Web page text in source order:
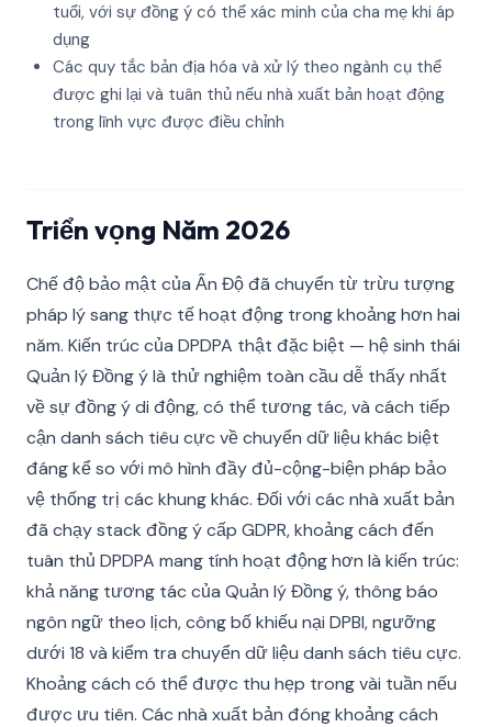
tuổi, với sự đồng ý có thể xác minh của cha mẹ khi áp
dụng
Các quy tắc bản địa hóa và xử lý theo ngành cụ thể
được ghi lại và tuân thủ nếu nhà xuất bản hoạt động
trong lĩnh vực được điều chỉnh
Triển vọng Năm 2026
Chế độ bảo mật của Ấn Độ đã chuyển từ trừu tượng
pháp lý sang thực tế hoạt động trong khoảng hơn hai
năm. Kiến trúc của DPDPA thật đặc biệt — hệ sinh thái
Quản lý Đồng ý là thử nghiệm toàn cầu dễ thấy nhất
về sự đồng ý di động, có thể tương tác, và cách tiếp
cận danh sách tiêu cực về chuyển dữ liệu khác biệt
đáng kể so với mô hình đầy đủ-cộng-biện pháp bảo
vệ thống trị các khung khác. Đối với các nhà xuất bản
đã chạy stack đồng ý cấp GDPR, khoảng cách đến
tuân thủ DPDPA mang tính hoạt động hơn là kiến trúc:
khả năng tương tác của Quản lý Đồng ý, thông báo
ngôn ngữ theo lịch, công bố khiếu nại DPBI, ngưỡng
dưới 18 và kiểm tra chuyển dữ liệu danh sách tiêu cực.
Khoảng cách có thể được thu hẹp trong vài tuần nếu
được ưu tiên. Các nhà xuất bản đóng khoảng cách